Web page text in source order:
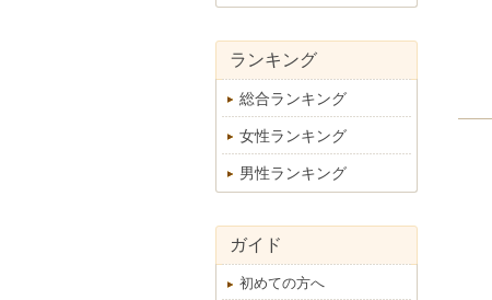
ランキング
総合ランキング
女性ランキング
男性ランキング
ガイド
初めての方へ